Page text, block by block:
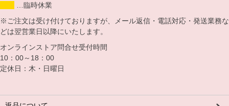
…臨時休業
※ご注文は受け付けておりますが、メール返信・電話対応・発送業務な
どは翌営業日以降にいたします。
オンラインストア問合せ受付時間
10：00～18：00
定休日：木・日曜日